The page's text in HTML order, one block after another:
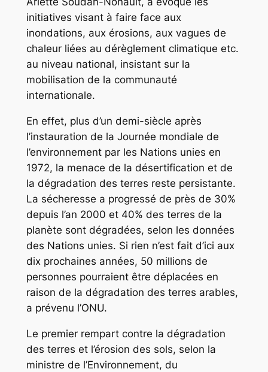
initiatives visant à faire face aux
inondations, aux érosions, aux vagues de
chaleur liées au dérèglement climatique etc.
au niveau national, insistant sur la
mobilisation de la communauté
internationale.
En effet, plus d’un demi-siècle après
l’instauration de la Journée mondiale de
l’environnement par les Nations unies en
1972, la menace de la désertification et de
la dégradation des terres reste persistante.
La sécheresse a progressé de près de 30%
depuis l’an 2000 et 40% des terres de la
planète sont dégradées, selon les données
des Nations unies. Si rien n’est fait d’ici aux
dix prochaines années, 50 millions de
personnes pourraient être déplacées en
raison de la dégradation des terres arables,
a prévenu l’ONU.
Le premier rempart contre la dégradation
des terres et l’érosion des sols, selon la
ministre de l’Environnement, du